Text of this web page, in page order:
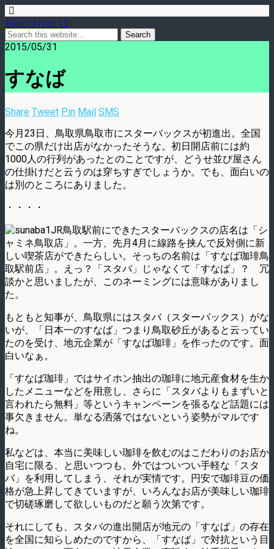
ARecoNote 15
2015/05/31
すなば
Share Tweet Pin Mail SMS
今月23日、鳥取県鳥取市にスターバックスが初進出。全国
でこの県だけ出店がなかったそうな。初日開店前には約
1000人の行列があったとのことですが、どうせ並び屋さん
の仕掛けだと云うのは穿ちすぎでしょうか。でも、面白いの
は別のところにありました。
・・・・
JR鳥取駅前にできたスターバックスの店名は「シ
ャミネ鳥取店」。一方、先月4月に線路を挟んで反対側に新
しい喫茶店ができたらしい。そっちの名前は「すなば珈琲鳥
取駅前店」。えっ？「スタバ」じゃなくて「すなば」？ 冗
談かと思いましたが、このネーミングには意味がありまし
た。
もともと知事が、鳥取県にはスタバ（スターバックス）がな
いが、「日本一のすなば」つまり鳥取砂丘があると云ってい
たのを受け、地元企業が「すなば珈琲」を作ったのです。面
白いなぁ。
「すなば珈琲」ではサイホン抽出の珈琲に地元産食材を生か
したメニューなどを用意し、さらに「スタバよりもまずいと
言われたら無料」等というキャンペーンを張るなど話題には
事欠きません。単なる洒落ではないという姿勢がマルです
ね。
私などは、本当に美味しい珈琲を飲むのはこだわりのお店か
自宅に限る、と思いつつも、外ではついつい手軽な「スタ
バ」を利用してしまう、それが実情です。円安で珈琲豆の価
格が急上昇してきていますが、いろんなお店が美味しい珈琲
で切磋琢磨して欲しいものだと願う次第です。
それにしても、スタバの進出開店が地元の「すなば」の存在
を全国に知らしめたのですから、「すなば」で対抗という目